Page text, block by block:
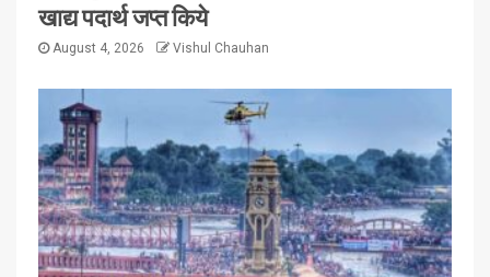
खाद्य पदार्थ जप्त किये
August 4, 2026 Vishul Chauhan